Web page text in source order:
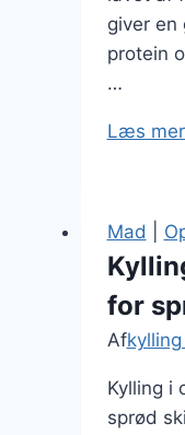
giver en
protein
…
Læs
Mad
for
Af
Kylling i
sprød